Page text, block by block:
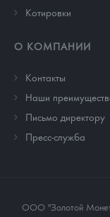
Котировки
О КОМПАНИИ
Контакты
Наши
Письмо директору
Пресс-служба
ООО "Золотой